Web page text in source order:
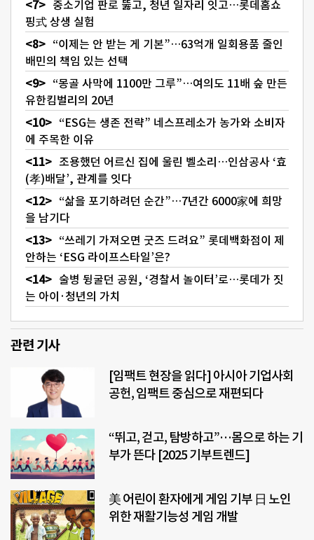
중소기업 판로 뚫고, 청년 일자리 잇고…롯데홈쇼
핑式 상생 실험
“이제는 안 받는 게 기본”…63억개 일회용품 줄인
배민의 책임 있는 선택
“몽골 사막에 1100만 그루”…여의도 11배 숲 만든
유한킴벌리의 20년
“ESG는 생존 전략” 네스프레소가 농가와 소비자
에 주목한 이유
조용했던 어르신 집에 울린 벨소리…인삼공사 ‘효
(孝)배달’, 관계를 잇다
“삶을 포기하려던 순간”…7년간 6000家에 희망
을 남기다
“쓰레기 가져오면 굿즈 드려요” 롯데백화점이 제
안하는 ‘ESG 라이프스타일’은?
술병 뒹굴던 공원, ‘경찰서 놀이터’로…롯데가 짓
는 아이·청년의 가치
관련 기사
[임팩트 현장을 읽다] 아시아 기업사회
공헌, 임팩트 중심으로 재편되다
“뛰고, 걷고, 탐방하고”…몸으로 하는 기
부가 뜬다 [2025 기부트렌드]
美 어린이 환자에게 게임 기부 日 노인
위한 재활기능성 게임 개발